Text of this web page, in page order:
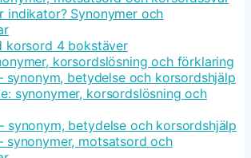
indikator? Synonymer och
korsord 4 bokstäver
korsordslösning och förklaring
synonym, betydelse och korsordshjälp
synonymer, korsordslösning och
synonym, betydelse och korsordshjälp
synonymer, motsatsord och